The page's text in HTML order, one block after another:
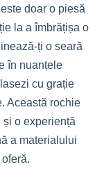
doar o piesă
la a îmbrățișa o
ți o seară
în nuanțele
cu grație
Această rochie
și o experiență
a materialului